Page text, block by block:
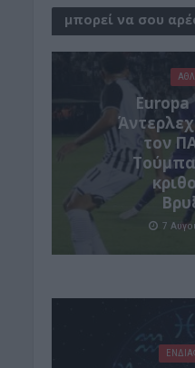
μπορεί να σου
τον
7